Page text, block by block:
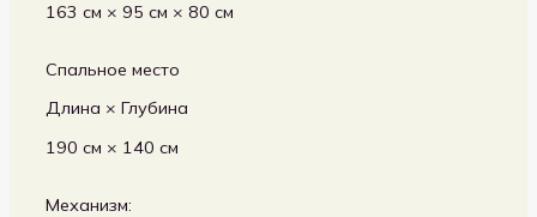
163 см × 95 см × 80 см
Спальное место
Длина × Глубина
190 см × 140 см
Механизм: